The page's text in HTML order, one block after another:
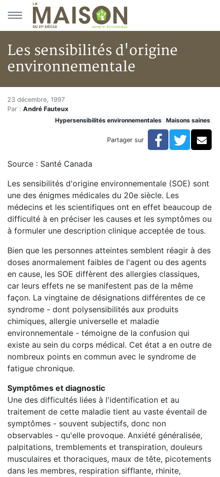
Aller au menu principal
Aller au contenu principal
Les sensibilités d'origine
environnementale
Accueil
Articles
Maisons saines
Hypersensibilités environnementales
Les sensibilités d'origine environnementale
Les sensibilités d'origine
23 décembre, 1997
Par : André Fauteux
Hypersensibilités environnementales
Maisons saines
Partager sur Facebook
Source : Santé Canada
Les sensibilités d'origine environnementale (SOE) sont
une des énigmes médicales du 20e siècle. Les
médecins et les scientifiques ont en effet beaucoup de
difficulté à en préciser les causes et les symptômes ou
à formuler une description clinique acceptée de tous.
Bien que les personnes atteintes semblent réagir à des
doses anormalement faibles de l'agent ou des agents
en cause, les SOE diffèrent des allergies classiques,
car leurs effets ne se manifestent pas de la même
façon. La vingtaine de désignations différentes de ce
syndrome - dont polysensibilités aux produits
chimiques, allergie universelle et maladie
environnementale - témoigne de la confusion qui
existe au sein du corps médical. Cet état a en outre de
nombreux points en commun avec le syndrome de
fatigue chronique.
Symptômes et diagnostic
Une des difficultés liées à l'identification et au
traitement de cette maladie tient au vaste éventail de
symptômes - souvent subjectifs, donc non
observables - qu'elle provoque. Anxiété généralisée,
palpitations, tremblements et transpiration, douleurs
musculaires et thoraciques, maux de tête, picotements
dans les membres, respiration sifflante, rhinite,